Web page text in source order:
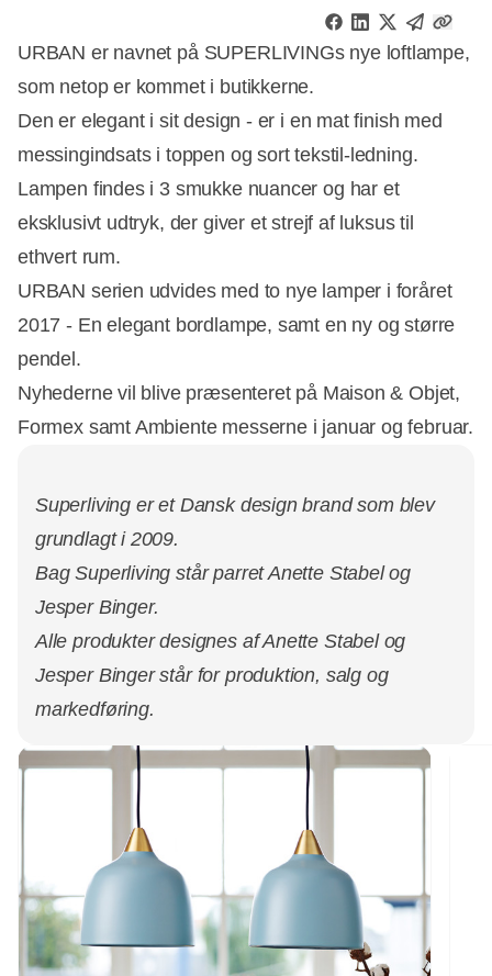
URBAN er navnet på SUPERLIVINGs nye loftlampe,
som netop er kommet i butikkerne.
Den er elegant i sit design - er i en mat finish med
messingindsats i toppen og sort tekstil-ledning.
Lampen findes i 3 smukke nuancer og har et
eksklusivt udtryk, der giver et strejf af luksus til
ethvert rum.
URBAN serien udvides med to nye lamper i foråret
2017 - En elegant bordlampe, samt en ny og større
pendel.
Nyhederne vil blive præsenteret på Maison & Objet,
Formex samt Ambiente messerne i januar og februar.
Superliving er et Dansk design brand som blev
grundlagt i 2009.
Bag Superliving står parret Anette Stabel og
Jesper Binger.
Alle produkter designes af Anette Stabel og
Jesper Binger står for produktion, salg og
markedføring.